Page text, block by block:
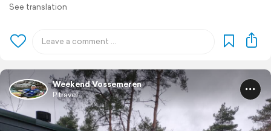
See translation
Weekend Vossemeren
P travel